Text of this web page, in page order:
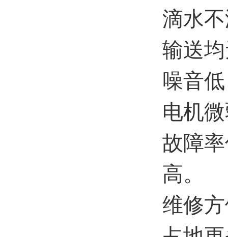
滴水
输送
噪音
电机
故障
高。
维修